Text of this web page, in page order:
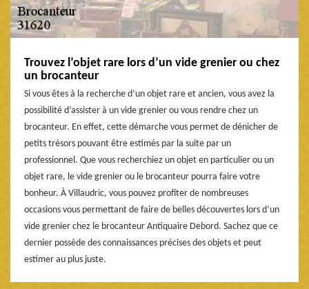
Trouvez l’objet rare lors d’un vide grenier ou chez
un brocanteur
Si vous êtes à la recherche d’un objet rare et ancien, vous avez la
possibilité d’assister à un vide grenier ou vous rendre chez un
brocanteur. En effet, cette démarche vous permet de dénicher de
petits trésors pouvant être estimés par la suite par un
professionnel. Que vous recherchiez un objet en particulier ou un
objet rare, le vide grenier ou le brocanteur pourra faire votre
bonheur. À Villaudric, vous pouvez profiter de nombreuses
occasions vous permettant de faire de belles découvertes lors d’un
vide grenier chez le brocanteur Antiquaire Debord. Sachez que ce
dernier possède des connaissances précises des objets et peut
estimer au plus juste.